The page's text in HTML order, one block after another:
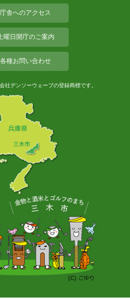
庁舎へのアクセス
曜日開庁のご案内
各種お問い合わせ
社デンソーウェーブの登録商標です。